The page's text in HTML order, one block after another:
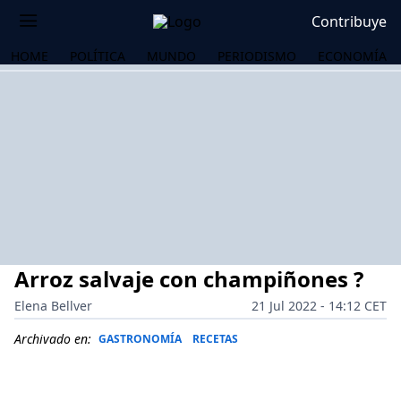
Contribuye
HOME POLÍTICA MUNDO PERIODISMO ECONOMÍA
Arroz salvaje con champiñones ?
Elena Bellver
21 Jul 2022 - 14:12 CET
Archivado en: GASTRONOMÍA RECETAS